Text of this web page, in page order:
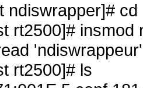
ndiswrapper]# cd
rt2500]# insmod
rt2500]# ls